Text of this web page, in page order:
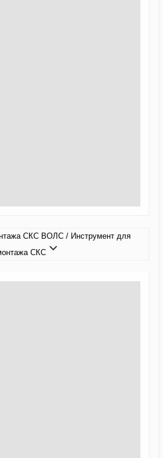
СКС ВОЛС / Инструмент для
СКС